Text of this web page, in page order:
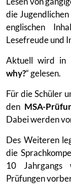
die
englischen
Lesefreude und
Aktuell wird in
why?“ gelesen.
Für die Schüler
den MSA-
Dabei werden
Des Weiteren
die
10 Jahrgangs
Prüfungen